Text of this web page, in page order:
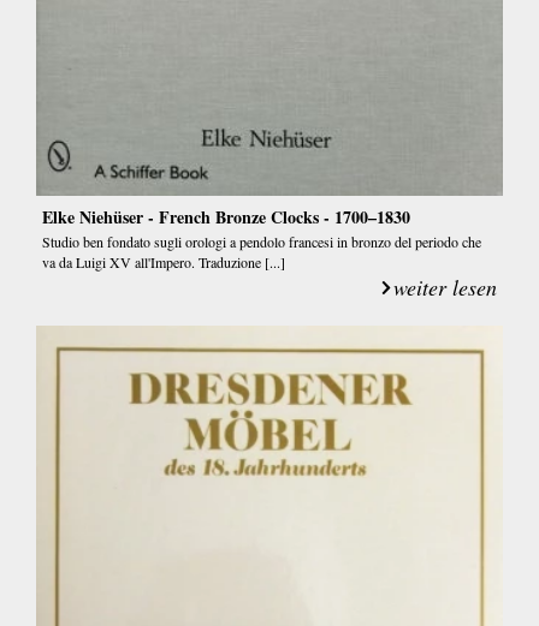
Elke Niehüser - French Bronze Clocks - 1700–1830
Studio ben fondato sugli orologi a pendolo francesi in bronzo del periodo che
va da Luigi XV all'Impero. Traduzione [...]
weiter lesen